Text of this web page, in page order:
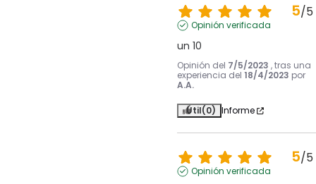
5/5
Opinión verificada
un 10
Opinión del 7/5/2023 , tras una
experiencia del 18/4/2023 por
A.A.
Útil(0) Informe
5/5
Opinión verificada